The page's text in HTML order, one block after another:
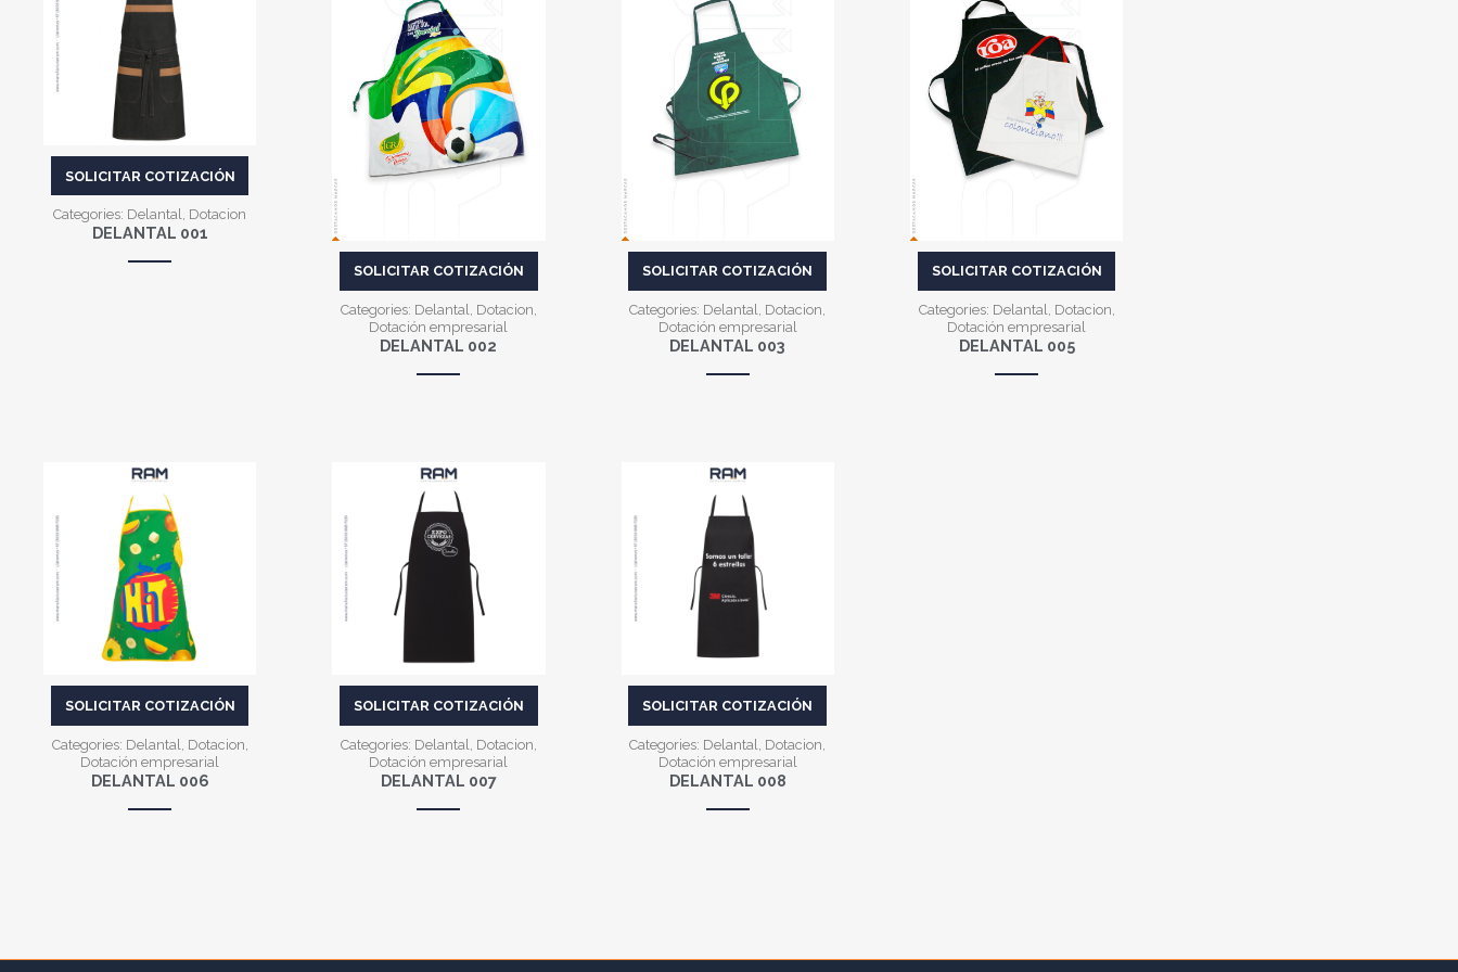
VER MÁS
SOLICITAR COTIZACIÓN
Categories: Delantal, Dotacion
DELANTAL 001
VER MÁS
SOLICITAR COTIZACIÓN
Categories: Delantal, Dotacion,
Dotación empresarial
DELANTAL 002
VER MÁS
SOLICITAR COTIZACIÓN
Categories: Delantal, Dotacion,
Dotación empresarial
DELANTAL 003
VER MÁS
SOLICITAR COTIZACIÓN
Categories: Delantal, Dotacion,
Dotación empresarial
DELANTAL 005
VER MÁS
SOLICITAR COTIZACIÓN
Categories: Delantal Dotacion
Dotación empresarial
DELANTAL 006
VER MÁS
SOLICITAR COTIZACIÓN
Categories: Delantal Dotacion
Dotación empresarial
DELANTAL 007
VER MÁS
SOLICITAR COTIZACIÓN
Categories: Delantal Dotacion
Dotación empresarial
DELANTAL 008